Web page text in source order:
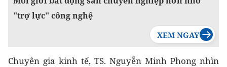
"trợ lực" công nghệ
Chuyên gia kinh tế, TS. Nguyễn Minh Phong nhìn